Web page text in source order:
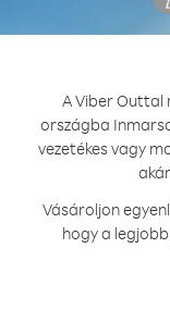
A Viber Outtal
országba
vezetékes vagy
Vásároljon
hogy a